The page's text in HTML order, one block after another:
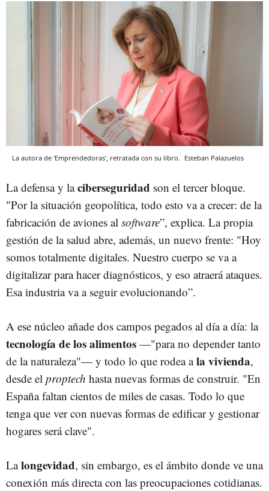
La autora de 'Emprendedoras', retratada con su libro. Esteban Palazuelos
La defensa y laciberseguridad son el tercer bloque.
"Por la situación geopolítica, todo esto va a crecer: de la
fabricación de aviones al software”, explica. La propia
gestión de la salud abre, además, un nuevo frente: "Hoy
somos totalmente digitales. Nuestro cuerpo se va a
digitalizar para hacer diagnósticos, y eso atraerá ataques.
Esa industria va a seguir evolucionando”.
A ese núcleo añade dos campos pegados al día a día: la
tecnología de los alimentos —"para no depender tanto
de la naturaleza"— y todo lo que rodea ala vivienda,
desde el proptech hasta nuevas formas de construir. "En
España faltan cientos de miles de casas. Todo lo que
tenga que ver con nuevas formas de edificar y gestionar
hogares será clave".
Lalongevidad, sin embargo, es el ámbito donde ve una
conexión más directa con las preocupaciones cotidianas.